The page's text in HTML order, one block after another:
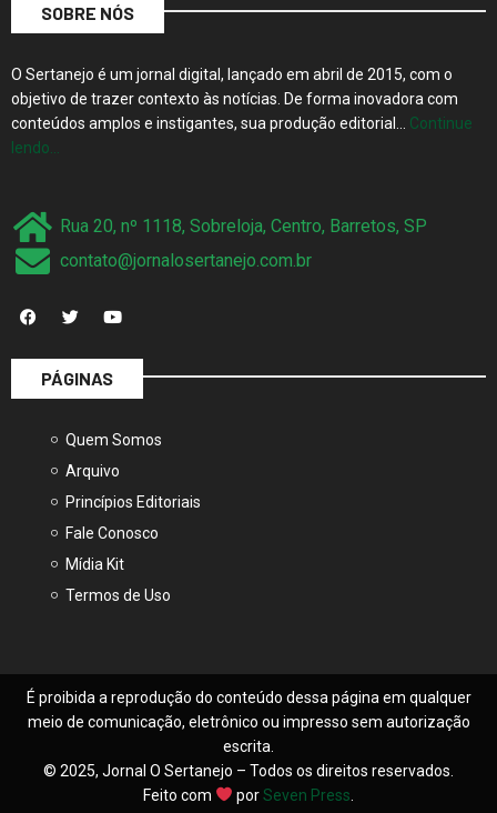
SOBRE NÓS
O Sertanejo é um jornal digital, lançado em abril de 2015, com o
objetivo de trazer contexto às notícias. De forma inovadora com
conteúdos amplos e instigantes, sua produção editorial… Continue
lendo…
Rua 20, nº 1118, Sobreloja, Centro, Barretos, SP
contato@jornalosertanejo.com.br
PÁGINAS
Quem Somos
Arquivo
Princípios Editoriais
Fale Conosco
Mídia Kit
Termos de Uso
É proibida a reprodução do conteúdo dessa página em qualquer
meio de comunicação, eletrônico ou impresso sem autorização
escrita.
© 2025, Jornal O Sertanejo – Todos os direitos reservados.
Feito com
porSeven Press